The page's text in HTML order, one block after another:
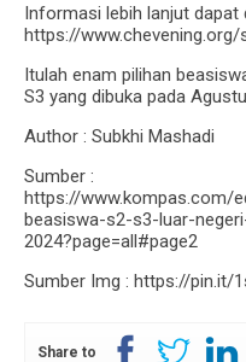
Informasi lebih lanjut dapat
https://
Itulah enam pilihan
S3 yang dibuka pada
Author : Subkhi Mashadi
Sumber :
https://www.kompas.com/
beasiswa-s2-s3-luar-
2024?page=all#page2
Sumber Img : https://pin.it/
Share to